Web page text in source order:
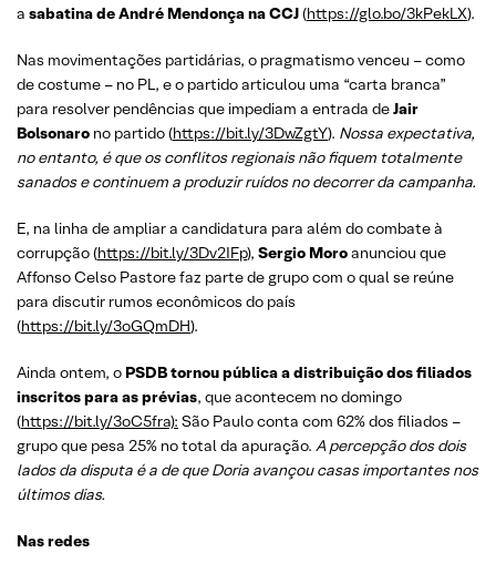
a sabatina de André Mendonça na CCJ(https://glo.bo/3kPekLX).
Nas movimentações partidárias, o pragmatismo venceu – como
de costume – no PL, e o partido articulou uma “carta branca”
para resolver pendências que impediam a entrada deJair
Bolsonaro no partido (https://bit.ly/3DwZgtY). Nossa expectativa,
no entanto, é que os conflitos regionais não fiquem totalmente
sanados e continuem a produzir ruídos no decorrer da campanha.
E, na linha de ampliar a candidatura para além do combate à
corrupção (https://bit.ly/3Dv2IFp), Sergio Moroanunciou que
Affonso Celso Pastore faz parte de grupo com o qual se reúne
para discutir rumos econômicos do país
(https://bit.ly/3oGQmDH).
Ainda ontem, o PSDB tornou pública a distribuição dos filiados
inscritos para as prévias, que acontecem no domingo
(https://bit.ly/3oC5fra): São Paulo conta com 62% dos filiados –
grupo que pesa 25% no total da apuração. A percepção dos dois
lados da disputa é a de que Doria avançou casas importantes nos
últimos dias.
Nas redes